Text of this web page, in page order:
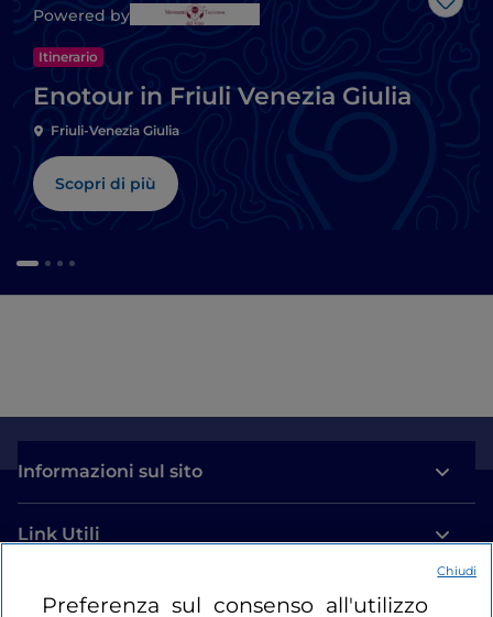
Like
Powered by
Itinerario
Enotour in Friuli Venezia Giulia
Friuli-Venezia Giulia
Scopri di più
Informazioni sul sito
Link Utili
Login
Preferenza sul consenso all'utilizzo
Chiudi